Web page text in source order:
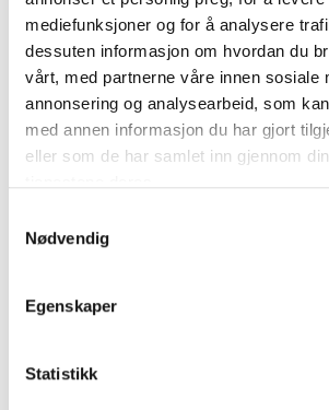
mediefunksjoner og for å analysere
dessuten informasjon om hvordan du
vårt, med partnerne våre innen sosiale
annonsering og analysearbeid, som
med annen informasjon du har gjort
eller som de har samlet inn gjennom
Nødvendig
Egenskaper
Statistikk
Vaskeri
WIFI